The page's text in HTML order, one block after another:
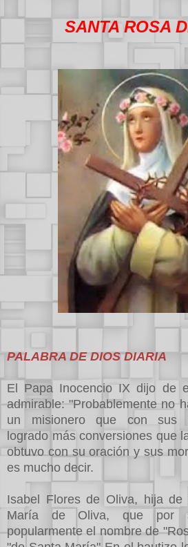
SANTA ROSA
PALABRA DE DIOS DIARIA
El Papa Inocencio IX dijo de
admirable: "Probablemente no
un misionero que con sus
logrado más conversiones que
obtuvo con su oración y sus
es mucho decir.
Isabel Flores de Oliva, hija
María de Oliva, que por
popularmente el nombre de